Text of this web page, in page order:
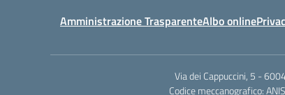
Amministrazione TrasparenteAlbo online
Via dei Cappuccini, 5 -
Codice meccanografico: